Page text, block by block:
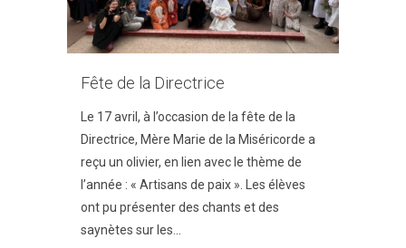
Fête de la Directrice
Le 17 avril, à l’occasion de la fête de la
Directrice, Mère Marie de la Miséricorde a
reçu un olivier, en lien avec le thème de
l’année : « Artisans de paix ». Les élèves
ont pu présenter des chants et des
saynètes sur les...